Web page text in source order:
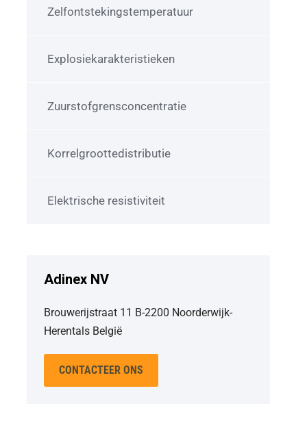
Zelfontstekingstemperatuur
Explosiekarakteristieken
Zuurstofgrensconcentratie
Korrelgroottedistributie
Elektrische resistiviteit
Adinex NV
Brouwerijstraat 11 B-2200 Noorderwijk-
Herentals België
CONTACTEER ONS